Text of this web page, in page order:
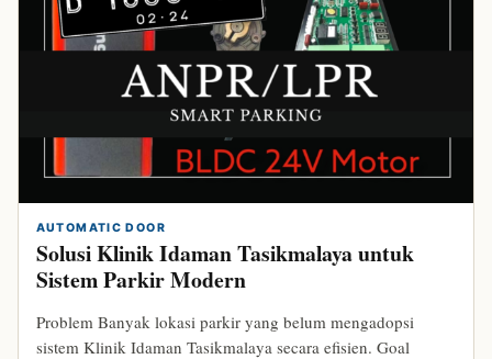
AUTOMATIC DOOR
Solusi Klinik Idaman Tasikmalaya untuk
Sistem Parkir Modern
Problem Banyak lokasi parkir yang belum mengadopsi
sistem Klinik Idaman Tasikmalaya secara efisien. Goal